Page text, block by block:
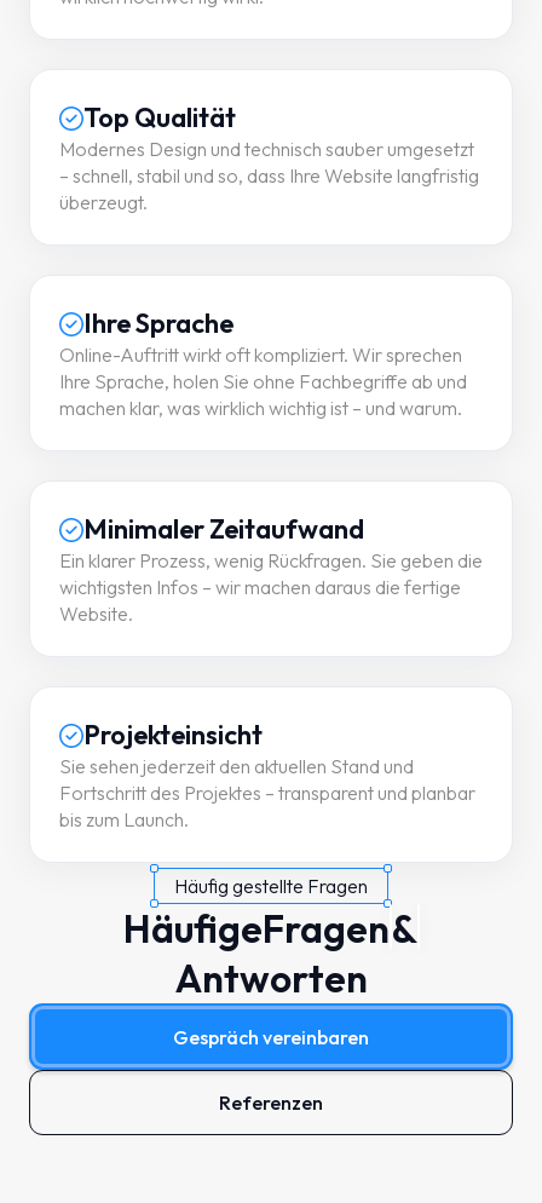
Top Qualität
Modernes Design und technisch sauber umgesetzt
– schnell, stabil und so, dass Ihre Website langfristig
überzeugt.
Ihre Sprache
Online-Auftritt wirkt oft kompliziert. Wir sprechen
Ihre Sprache, holen Sie ohne Fachbegriffe ab und
machen klar, was wirklich wichtig ist – und warum.
Minimaler Zeitaufwand
Ein klarer Prozess, wenig Rückfragen. Sie geben die
wichtigsten Infos – wir machen daraus die fertige
Website.
Projekteinsicht
Sie sehen jederzeit den aktuellen Stand und
Fortschritt des Projektes – transparent und planbar
bis zum Launch.
Häufig gestellte Fragen
HäufigeFragen&
Antworten
Gespräch vereinbaren
Referenzen